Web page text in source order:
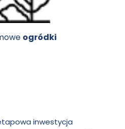
ogródki
inwestycja